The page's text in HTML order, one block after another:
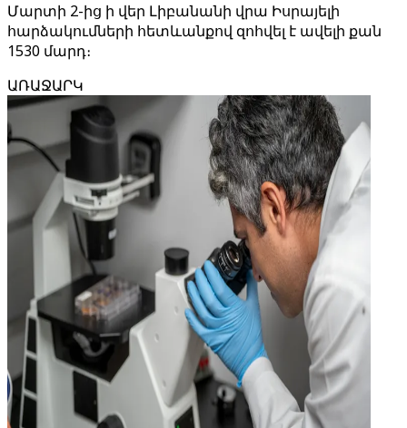
Մարտի 2-ից ի վեր Լիբանանի վրա Իսրայելի
հարձակումների հետևանքով զոհվել է ավելի քան
1530 մարդ։
ԱՌԱՋԱՐԿ